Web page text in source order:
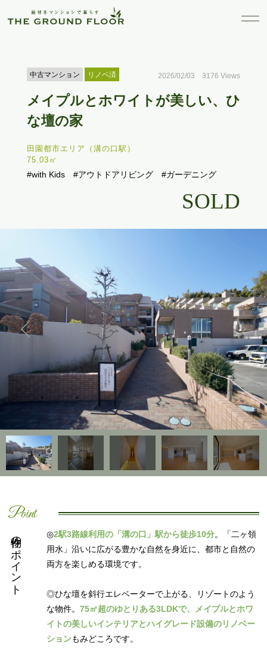
中古マンション リノベ済 2026/02/03 3176 Views
メイプルとホワイトが美しい、ひ
な壇の家
田園都市エリア（溝の口駅）
75.03㎡
#with Kids #アウトドアリビング #ガーデニング
SOLD
Point
物件のポイント ◎2駅3路線利用の「溝の口」駅から徒歩10分。「二ヶ領
用水」沿いに広がる豊かな自然を身近に、都市と自然の
両方を楽しめる環境です。
◎ひな壇を斜行エレベーターで上がる、リゾートのよう
な物件。 75㎡超のゆとりある3LDKで、メイプルとホワ
イトの美しいインテリアとハイグレード設備のリノベー
ションもみどころです。